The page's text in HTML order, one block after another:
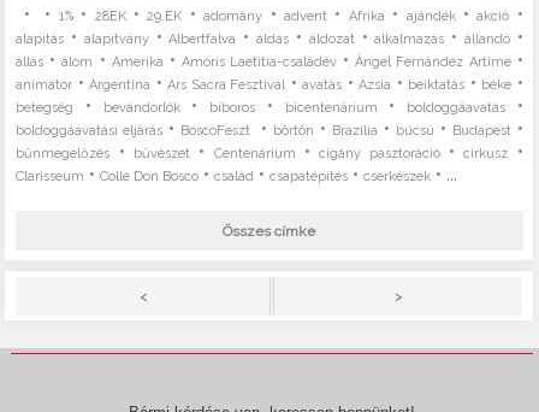
• • 1%• 28EK•29.EK •adomány •advent • Afrika • ajándék•akció •
alapítás • alapítvány•Albertfalva •áldás • áldozat •alkalmazás • állandó•
állás •álom • Amerika • Amoris Laetitia-családév •Ángel Fernández Artime•
animátor •Argentína •Ars Sacra Fesztivál •avatás •Ázsia • beiktatás • béke •
betegség • bevándorlók• bíboros • bicentenárium • boldoggáavatás•
boldoggáavatási eljárás • BoscoFeszt • börtön • Brazília • búcsú • Budapest •
bűnmegelőzés • bűvészet • Centenárium •cigány pasztoráció•cirkusz •
Clarisseum •Colle Don Bosco •család •csapatépítés •cserkészek • ...
Összes címke
< >